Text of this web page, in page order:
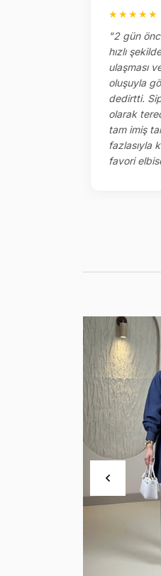
★★★★★
"2 gün
hızlı
ulaşması
oluşuyla görünce iyiki sipariş etmişim
dedirtti.
olarak
tam imiş
fazlasıyla
favori